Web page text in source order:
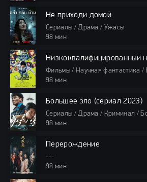
Не приходи домой
Сериалы / Драма / Ужасы
98 мин
Низкоквалифицированный
Фильмы / Научная фантастика
98 мин
Большее зло (сериал 2023)
Сериалы / Драма / Криминал /
98 мин
Перерождение
---
98 мин